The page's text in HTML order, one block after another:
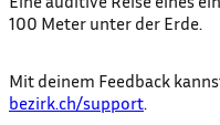
100 Meter unter der Erde.
Mit deinem Feedback
⁠bezirk.ch/support⁠.